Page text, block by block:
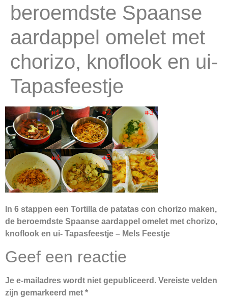
beroemdste Spaanse
aardappel omelet met
chorizo, knoflook en ui-
Tapasfeestje
In 6 stappen een Tortilla de patatas con chorizo maken,
de beroemdste Spaanse aardappel omelet met chorizo,
knoflook en ui- Tapasfeestje – Mels Feestje
Geef een reactie
Je e-mailadres wordt niet gepubliceerd. Vereiste velden
zijn gemarkeerd met *